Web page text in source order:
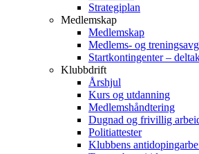
Strategiplan
Medlemskap
Medlemskap
Medlems- og
Startkontingenter –
Klubbdrift
Årshjul
Kurs og utdanning
Medlemshåndtering
Dugnad og frivillig
Politiattester
Klubbens